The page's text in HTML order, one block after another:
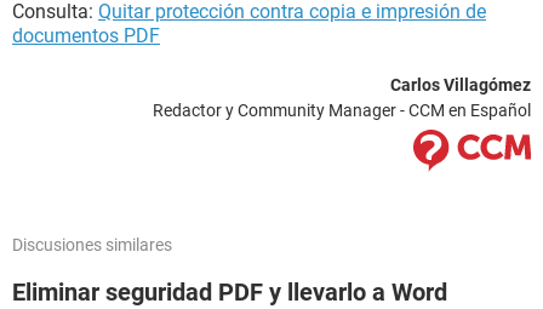
Consulta: Quitar protección contra copia e impresión de
documentos PDF
Carlos Villagómez
Redactor y Community Manager - CCM en Español
Discusiones similares
Eliminar seguridad PDF y llevarlo a Word